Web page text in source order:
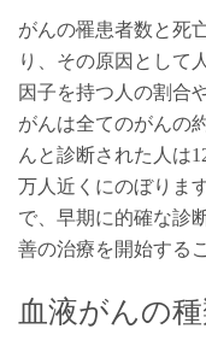
がんの罹患者数と死
り、その原因として
因子を持つ人の割合
がんは全てのがんの
んと診断された人は
万人近くにのぼりま
で、早期に的確な診
善の治療を開始する
血液がんの